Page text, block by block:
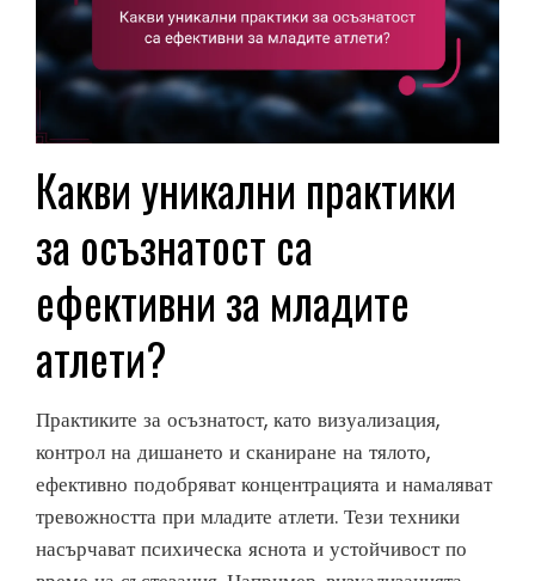
Какви уникални практики
за осъзнатост са
ефективни за младите
атлети?
Практиките за осъзнатост, като визуализация,
контрол на дишането и сканиране на тялото,
ефективно подобряват концентрацията и намаляват
тревожността при младите атлети. Тези техники
насърчават психическа яснота и устойчивост по